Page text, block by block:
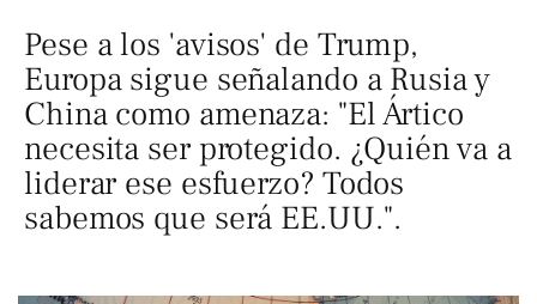
Pese a los 'avisos' de Trump,
Europa sigue señalando a Rusia y
China como amenaza: "El Ártico
necesita ser protegido. ¿Quién va a
liderar ese esfuerzo? Todos
sabemos que será EE.UU.".